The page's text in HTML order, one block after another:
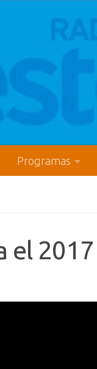
Programas
el 2017